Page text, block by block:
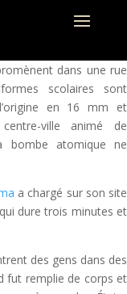
dans une rue
scolaires sont
en 16 mm et
ville animé de
bombe atomique ne
a chargé sur son site
dure trois minutes et
des gens dans des
fut remplie de corps et